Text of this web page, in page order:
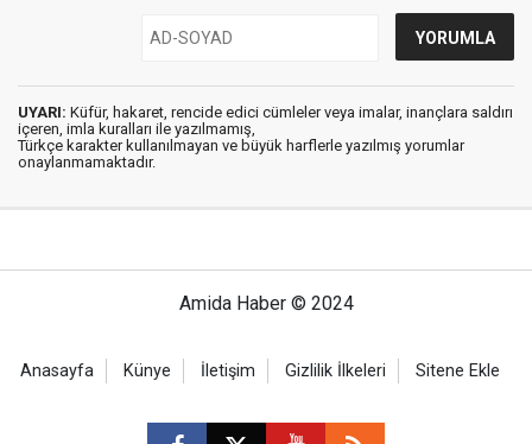
UYARI: Küfür, hakaret, rencide edici cümleler veya imalar, inançlara saldırı
içeren, imla kuralları ile yazılmamış,
Türkçe karakter kullanılmayan ve büyük harflerle yazılmış yorumlar
onaylanmamaktadır.
Amida Haber © 2024
Anasayfa Künye İletişim Gizlilik İlkeleri Sitene Ekle